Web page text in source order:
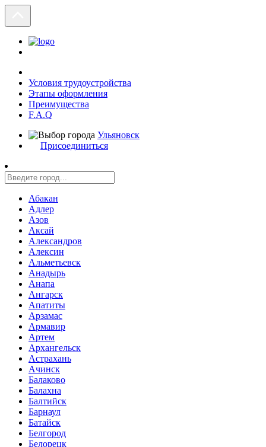
Условия трудоустройства
Этапы оформления
Преимущества
F.A.Q
Ульяновск
Присоединиться
Абакан
Адлер
Азов
Аксай
Александров
Алексин
Альметьевск
Анадырь
Анапа
Ангарск
Апатиты
Арзамас
Армавир
Артем
Архангельск
Астрахань
Ачинск
Балаково
Балахна
Балтийск
Барнаул
Батайск
Белгород
Белорецк